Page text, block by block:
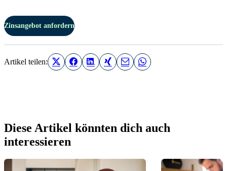
Zinsangebot anfordern
Artikel teilen:
Diese Artikel könnten dich auch
interessieren